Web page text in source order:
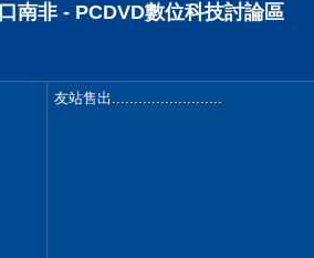
南非 - PCDVD數位科技討論區
友站售出.........................